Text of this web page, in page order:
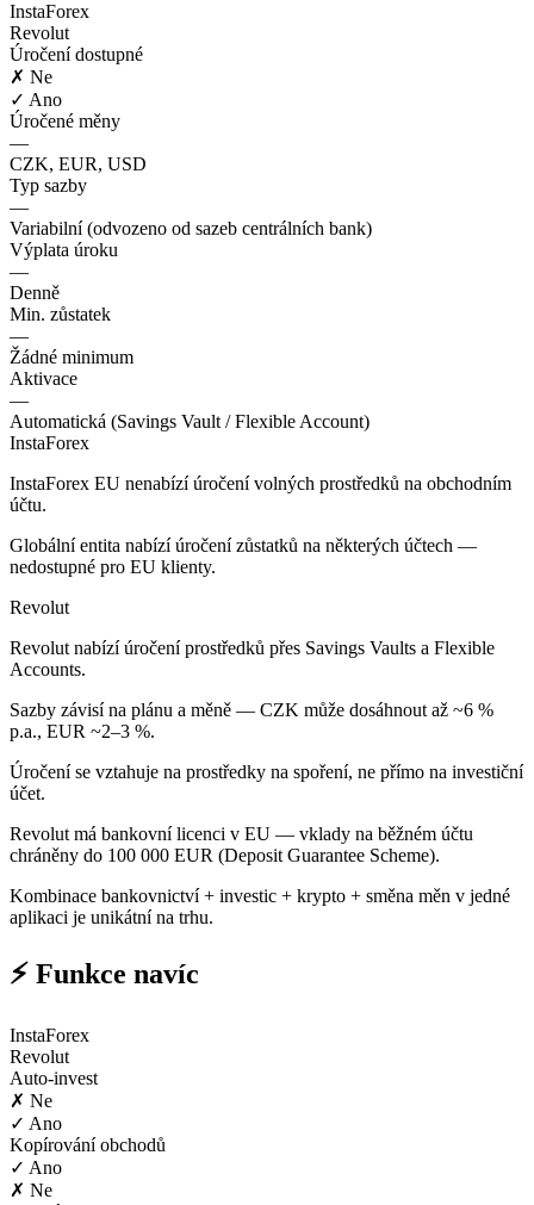
InstaForex
Revolut
Úročení dostupné
✗ Ne
✓ Ano
Úročené měny
—
CZK, EUR, USD
Typ sazby
—
Variabilní (odvozeno od sazeb centrálních bank)
Výplata úroku
—
Denně
Min. zůstatek
—
Žádné minimum
Aktivace
—
Automatická (Savings Vault / Flexible Account)
InstaForex
InstaForex EU nenabízí úročení volných prostředků na obchodním
účtu.
Globální entita nabízí úročení zůstatků na některých účtech —
nedostupné pro EU klienty.
Revolut
Revolut nabízí úročení prostředků přes Savings Vaults a Flexible
Accounts.
Sazby závisí na plánu a měně — CZK může dosáhnout až ~6 %
p.a., EUR ~2–3 %.
Úročení se vztahuje na prostředky na spoření, ne přímo na investiční
účet.
Revolut má bankovní licenci v EU — vklady na běžném účtu
chráněny do 100 000 EUR (Deposit Guarantee Scheme).
Kombinace bankovnictví + investic + krypto + směna měn v jedné
aplikaci je unikátní na trhu.
⚡ Funkce navíc
InstaForex
Revolut
Auto-invest
✗ Ne
✓ Ano
Kopírování obchodů
✓ Ano
✗ Ne